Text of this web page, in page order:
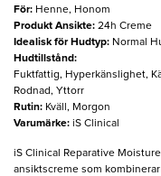
För: Henne, Honom
Produkt Ansikte: 24h Creme
Idealisk för Hudtyp: Normal
Hudtillstånd:
Fuktfattig, Hyperkänslighet,
Rodnad, Yttorr
Rutin: Kväll, Morgon
Varumärke: iS Clinical
iS Clinical Reparative
ansiktscreme som